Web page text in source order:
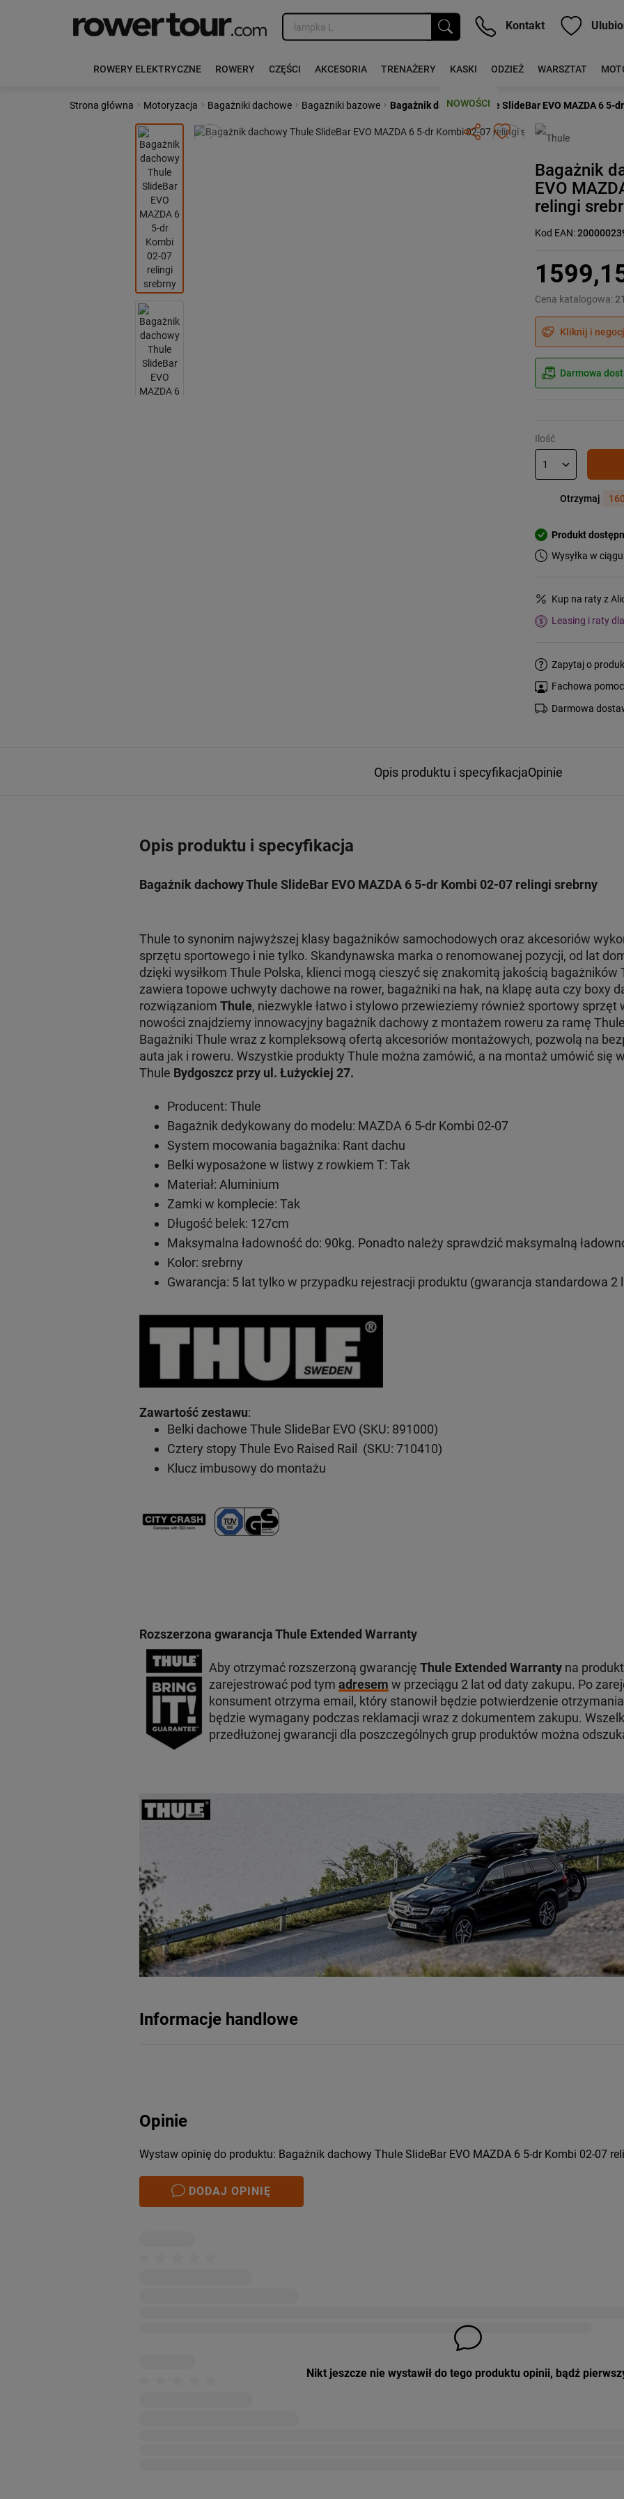
Kontakt
ROWERY ELEKTRYCZNE ROWERY CZĘŚCI AKCESORIA TRENAŻERY KASKI ODZIEŻ WARSZTAT
NOWOŚCI
Strona główna › Motoryzacja › Bagażniki dachowe › Bagażniki bazowe › Bagażnik dachowy Thule SlideBar EVO MAZDA 6 5-
Poprzedni Następny
Bagażnik
EVO
relingi
Kod EAN:
Cena katalogowa:
Kliknij i
Darmowa
Ilość
Otrzymaj
Produkt
Wysyłka w
Kup na raty z
Leasing i raty
Zapytaj o
Fachowa
Darmowa
Opis produktu i specyfikacjaOpinie
Opis produktu i specyfikacja
Bagażnik dachowy Thule SlideBar EVO MAZDA 6 5-dr Kombi 02-07 relingi srebrny
Thule to synonim najwyższej klasy bagażników samochodowych oraz akcesoriów
sprzętu sportowego i nie tylko. Skandynawska marka o renomowanej pozycji, od lat
dzięki wysiłkom Thule Polska, klienci mogą cieszyć się znakomitą jakością
zawiera topowe uchwyty dachowe na rower, bagażniki na hak, na klapę auta czy boxy
rozwiązaniom Thule, niezwykle łatwo i stylowo przewieziemy również sportowy sprzęt
nowości znajdziemy innowacyjny bagażnik dachowy z montażem roweru za ramę
Bagażniki Thule wraz z kompleksową ofertą akcesoriów montażowych, pozwolą na
auta jak i roweru. Wszystkie produkty Thule można zamówić, a na montaż umówić się
Thule Bydgoszcz przy ul. Łużyckiej 27.
Producent: Thule
Bagażnik dedykowany do modelu: MAZDA 6 5-dr Kombi 02-07
System mocowania bagażnika: Rant dachu
Belki wyposażone w listwy z rowkiem T: Tak
Materiał: Aluminium
Zamki w komplecie: Tak
Długość belek: 127cm
Maksymalna ładowność do: 90kg. Ponadto należy sprawdzić maksymalną
Kolor: srebrny
Gwarancja: 5 lat tylko w przypadku rejestracji produktu (gwarancja standardowa 2
Zawartość zestawu:
Belki dachowe Thule SlideBar EVO (SKU: 891000)
Cztery stopy Thule Evo Raised Rail (SKU: 710410)
Klucz imbusowy do montażu
Rozszerzona gwarancja Thule Extended Warranty
Aby otrzymać rozszerzoną gwarancję Thule Extended Warrantyna
zarejestrować pod tym adresem w przeciągu 2 lat od daty zakupu. Po
konsument otrzyma email, który stanowił będzie potwierdzenie
będzie wymagany podczas reklamacji wraz z dokumentem zakupu.
przedłużonej gwarancji dla poszczególnych grup produktów można
Informacje handlowe
Opinie
Wystaw opinię do produktu: Bagażnik dachowy Thule SlideBar EVO MAZDA 6 5-dr Kombi 02-07
DODAJ OPINIĘ
Nikt jeszcze nie wystawił do tego produktu opinii, bądź